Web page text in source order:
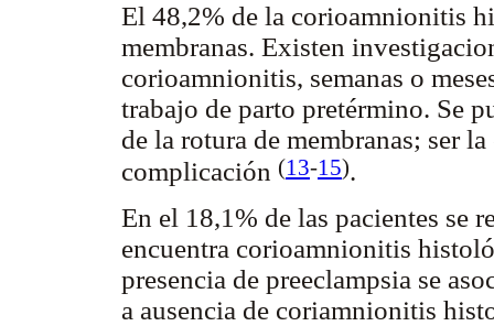
El 48,2% de la corioamnionitis
membranas. Existen
corioamnionitis, semanas o
trabajo de parto pretérmino. Se
de la rotura de membranas; ser
complicación (13-15).
En el 18,1% de las pacientes se
encuentra corioamnionitis
presencia de preeclampsia se
a ausencia de coriamnionitis